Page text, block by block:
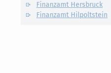
Finanzamt Hersbruck
Finanzamt Hilpoltstein